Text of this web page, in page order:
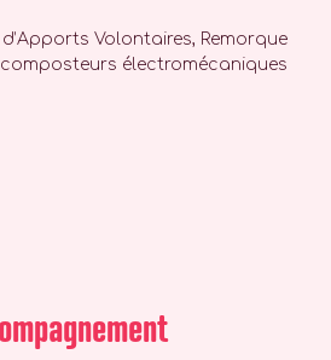
Volontaires, Remorque
composteurs électromécaniques